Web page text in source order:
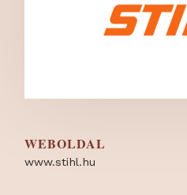
WEBOLDAL
www.stihl.hu